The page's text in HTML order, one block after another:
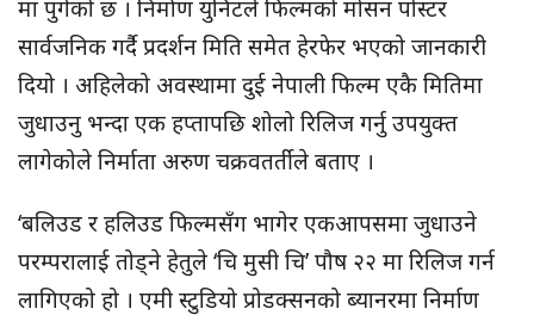
मा पुगेको छ । निर्माण युनिटले फिल्मको मोसन पोस्टर
सार्वजनिक गर्दै प्रदर्शन मिति समेत हेरफेर भएको जानकारी
दियो । अहिलेको अवस्थामा दुई नेपाली फिल्म एकै मितिमा
जुधाउनु भन्दा एक हप्तापछि शोलो रिलिज गर्नु उपयुक्त
लागेकोले ​निर्माता अरुण चक्रवतर्तीले बताए ।
‘बलिउड र हलिउड फिल्मसँग भागेर एकआपसमा जुधाउने
परम्परालाई तोड्ने हेतुले ‘चि मुसी चि’ पौष २२ मा रिलिज गर्न
लागिएको हो । एमी स्टुडियो प्रोडक्सनको ब्यानरमा निर्माण